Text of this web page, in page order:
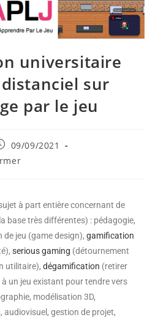
universitaire
sur
par le jeu
09/09/2021
à part entière concernant de
base très différentes) : pédagogie,
de jeu (game design),gamification
serious gaming (détournement
utilitaire),dégamification (retirer
un jeu existant pour tendre vers
modélisation 3D,
gestion de projet,